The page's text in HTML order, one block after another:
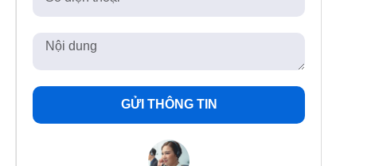
GỬI THÔNG TIN